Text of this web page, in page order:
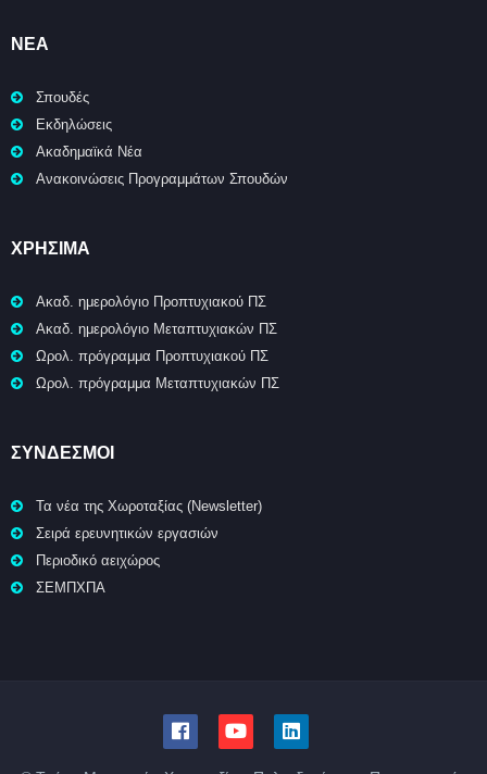
ΝΈΑ
Σπουδές
Εκδηλώσεις
Ακαδημαϊκά Νέα
Ανακοινώσεις Προγραμμάτων Σπουδών
ΧΡΉΣΙΜΑ
Ακαδ. ημερολόγιο Προπτυχιακού ΠΣ
Ακαδ. ημερολόγιο Μεταπτυχιακών ΠΣ
Ωρολ. πρόγραμμα Προπτυχιακού ΠΣ
Ωρολ. πρόγραμμα Μεταπτυχιακών ΠΣ
ΣΥΝΔΕΣΜΟΙ
Τα νέα της Χωροταξίας (Newsletter)
Σειρά ερευνητικών εργασιών
Περιοδικό αειχώρος
ΣΕΜΠΧΠΑ